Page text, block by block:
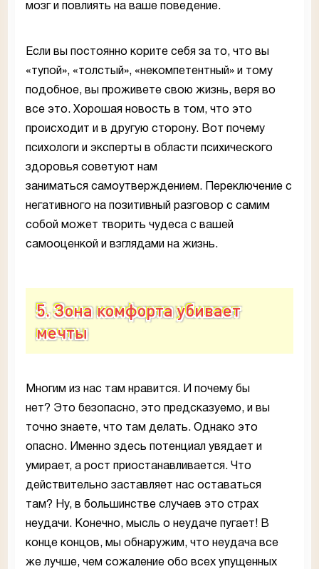
мозг и повлиять на ваше поведение.
Если вы постоянно корите себя за то, что вы
«тупой», «толстый», «некомпетентный» и тому
подобное, вы проживете свою жизнь, веря во
все это. Хорошая новость в том, что это
происходит и в другую сторону. Вот почему
психологи и эксперты в области психического
здоровья советуют нам
заниматься самоутверждением. Переключение с
негативного на позитивный разговор с самим
собой может творить чудеса с вашей
самооценкой и взглядами на жизнь.
5. Зона комфорта убивает
мечты
Многим из нас там нравится. И почему бы
нет? Это безопасно, это предсказуемо, и вы
точно знаете, что там делать. Однако это
опасно. Именно здесь потенциал увядает и
умирает, а рост приостанавливается. Что
действительно заставляет нас оставаться
там? Ну, в большинстве случаев это страх
неудачи. Конечно, мысль о неудаче пугает! В
конце концов, мы обнаружим, что неудача все
же лучше, чем сожаление обо всех упущенных